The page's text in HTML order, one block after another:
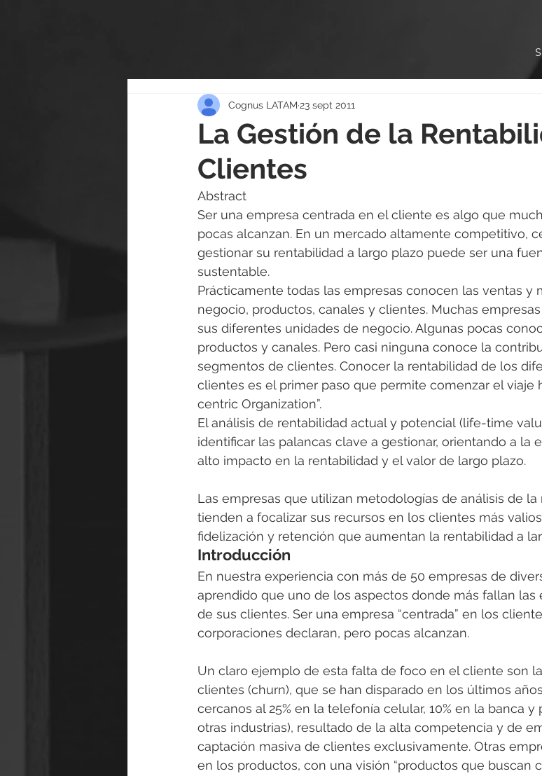
La Gestión de la
Clientes
Cognus LATAM 23 sept 2011
Abstract
Ser una empresa centrada en el cliente es algo que
pocas alcanzan. En un mercado altamente competitivo,
gestionar su rentabilidad a largo plazo puede ser una
sustentable.
Prácticamente todas las empresas conocen las ventas y
negocio, productos, canales y clientes. Muchas
sus diferentes unidades de negocio. Algunas pocas
productos y canales. Pero casi ninguna conoce la
segmentos de clientes. Conocer la rentabilidad de los
clientes es el primer paso que permite comenzar el viaje
centric Organization”.
El análisis de rentabilidad actual y potencial (life-time
identificar las palancas clave a gestionar, orientando a la
alto impacto en la rentabilidad y el valor de largo plazo.
Las empresas que utilizan metodologías de análisis de
tienden a focalizar sus recursos en los clientes más
fidelización y retención que aumentan la rentabilidad a
Introducción
En nuestra experiencia con más de 50 empresas de
aprendido que uno de los aspectos donde más fallan las
de sus clientes. Ser una empresa “centrada” en los
corporaciones declaran, pero pocas alcanzan.
Un claro ejemplo de esta falta de foco en el cliente son
clientes (churn), que se han disparado en los últimos
cercanos al 25% en la telefonía celular, 10% en la banca
otras industrias), resultado de la alta competencia y de
captación masiva de clientes exclusivamente. Otras
en los productos, con una visión “productos que buscan